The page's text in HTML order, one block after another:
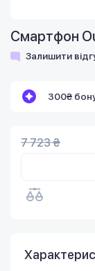
Смартфон
Залишити
300₴
7 723 ₴